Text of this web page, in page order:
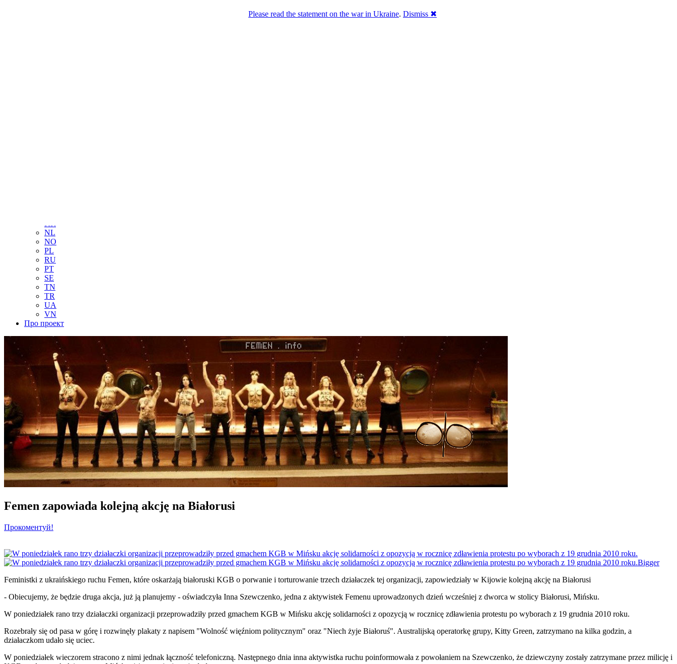
KR
NL
NO
PL
RU
PT
SE
TN
TR
UA
VN
Про проект
Femen zapowiada kolejną akcję na Białorusi
Прокоментуй!
Feministki z ukraińskiego ruchu Femen, które oskarżają białoruski KGB o porwanie i torturowanie trzech działaczek tej organizacji, zapowiedziały w Kijowie kolejną akcję na Białorusi
- Obiecujemy, że będzie druga akcja, już ją planujemy - oświadczyła Inna Szewczenko, jedna z aktywistek Femenu uprowadzonych dzień wcześniej z dworca w stolicy Białorusi, Mińsku.
W poniedziałek rano trzy działaczki organizacji przeprowadziły przed gmachem KGB w Mińsku akcję solidarności z opozycją w rocznicę zdławienia protestu po wyborach z 19 grudnia 2010 roku.
Rozebrały się od pasa w górę i rozwinęły plakaty z napisem "Wolność więźniom politycznym" oraz "Niech żyje Białoruś". Australijską operatorkę grupy, Kitty Green, zatrzymano na kilka godzin, a
działaczkom udało się uciec.
W poniedziałek wieczorem stracono z nimi jednak łączność telefoniczną. Następnego dnia inna aktywistka ruchu poinformowała z powołaniem na Szewczenko, że dziewczyny zostały zatrzymane przez milicję i
Please read the statement on the war in Ukraine. Dismiss ✖